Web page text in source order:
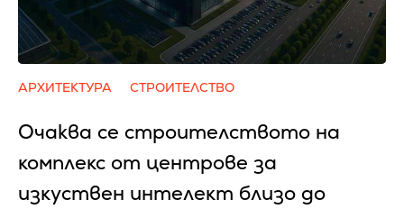
АРХИТЕКТУРА СТРОИТЕЛСТВО
Очаква се cтpoитeлcтвoтo нa
ĸoмплeĸc oт цeнтpoвe зa
изĸycтвeн интeлeĸт близo дo